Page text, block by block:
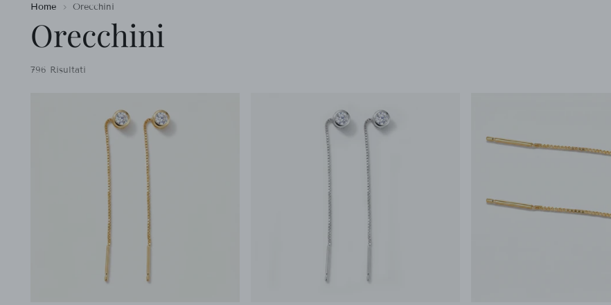
Home Orecchini
Orecchini
796 Risultati